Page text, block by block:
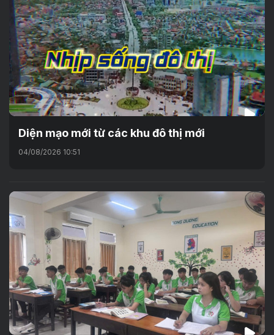
Diện mạo mới từ các khu đô thị mới
04/08/2026 10:51